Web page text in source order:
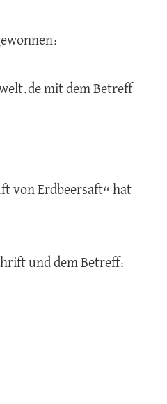
mit dem Betreff
von Erdbeersaft“ hat
und dem Betreff: